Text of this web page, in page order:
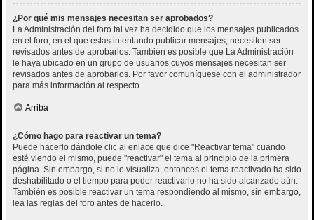
¿Por qué mis mensajes necesitan ser aprobados?
La Administración del foro tal vez ha decidido que los mensajes publicados
en el foro, en el que estas intentando publicar mensajes, necesiten ser
revisados antes de aprobarlos. También es posible que La Administración
le haya ubicado en un grupo de usuarios cuyos mensajes necesitan ser
revisados antes de aprobarlos. Por favor comuníquese con el administrador
para más información al respecto.
Arriba
¿Cómo hago para reactivar un tema?
Puede hacerlo dándole clic al enlace que dice "Reactivar tema" cuando
esté viendo el mismo, puede "reactivar" el tema al principio de la primera
página. Sin embargo, si no lo visualiza, entonces el tema reactivado ha sido
deshabilitado o el tiempo para poder reactivarlo no ha sido alcanzado aún.
También es posible reactivar un tema respondiendo al mismo, sin embargo,
lea las reglas del foro antes de hacerlo.